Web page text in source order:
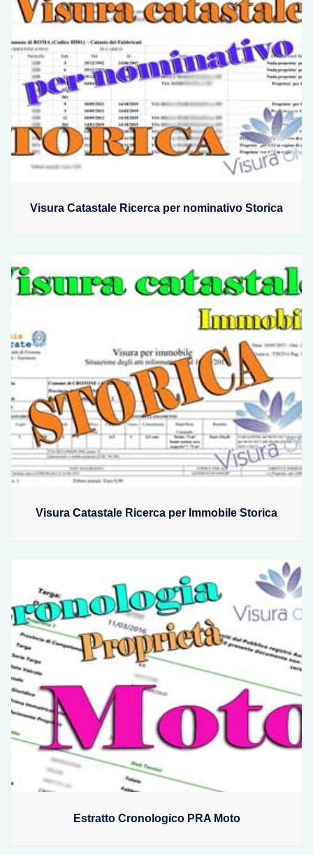
Visura Catastale Ricerca per nominativo Storica
Visura Catastale Ricerca per Immobile Storica
Estratto Cronologico PRA Moto